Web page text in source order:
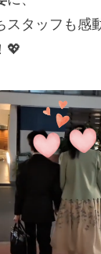
スタッフも感
💖